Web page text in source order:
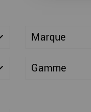
Marque
Gamme